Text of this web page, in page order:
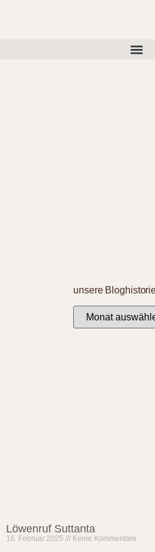
unsere
Löwenruf Suttanta
16. Februar 2025 Keine Kommentare